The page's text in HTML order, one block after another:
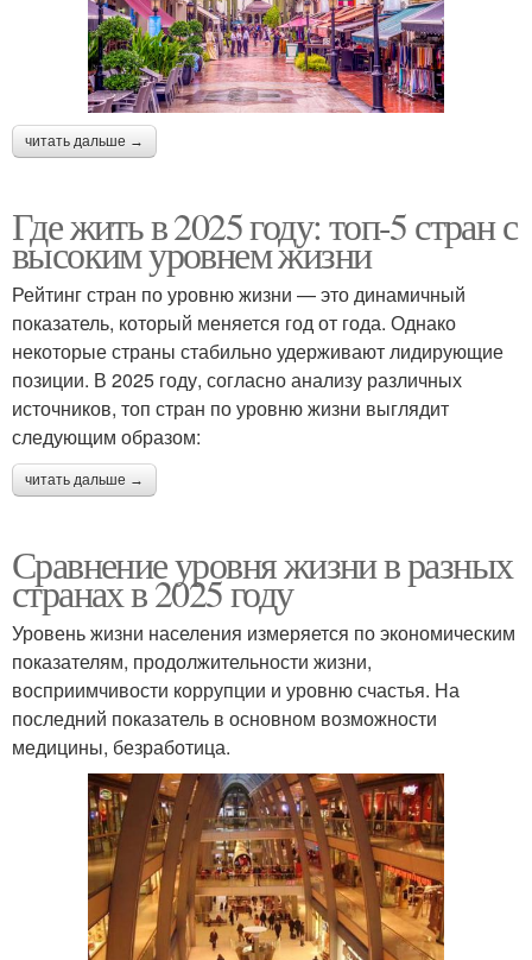
читать дальше →
Где жить в 2025 году: топ-5 стран с
высоким уровнем жизни
Рейтинг стран по уровню жизни — это динамичный
показатель, который меняется год от года. Однако
некоторые страны стабильно удерживают лидирующие
позиции. В 2025 году, согласно анализу различных
источников, топ стран по уровню жизни выглядит
следующим образом:
читать дальше →
Сравнение уровня жизни в разных
странах в 2025 году
Уровень жизни населения измеряется по экономическим
показателям, продолжительности жизни,
восприимчивости коррупции и уровню счастья. На
последний показатель в основном возможности
медицины, безработица.